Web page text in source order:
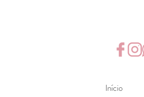
Início